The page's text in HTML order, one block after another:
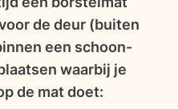
de deur (buiten
een schoon-
waarbij je
de mat doet: